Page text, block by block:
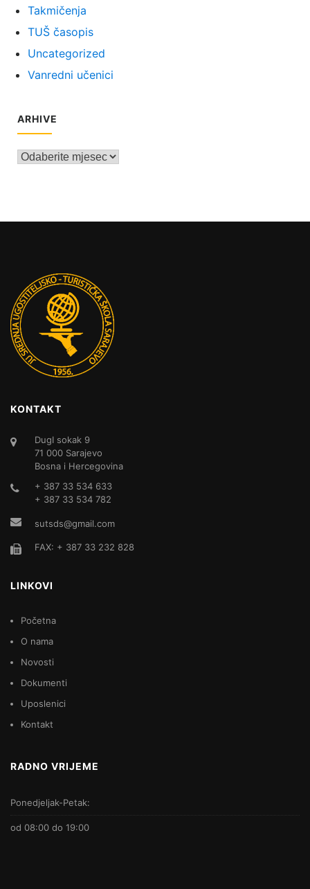
Takmičenja
TUŠ časopis
Uncategorized
Vanredni učenici
ARHIVE
Arhive
KONTAKT
DugI sokak 9
71 000 Sarajevo
Bosna i Hercegovina
+ 387 33 534 633
+ 387 33 534 782
sutsds@gmail.com
FAX: + 387 33 232 828
LINKOVI
Početna
O nama
Novosti
Dokumenti
Uposlenici
Kontakt
RADNO VRIJEME
Ponedjeljak-Petak:
od 08:00 do 19:00